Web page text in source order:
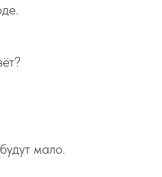
мало.